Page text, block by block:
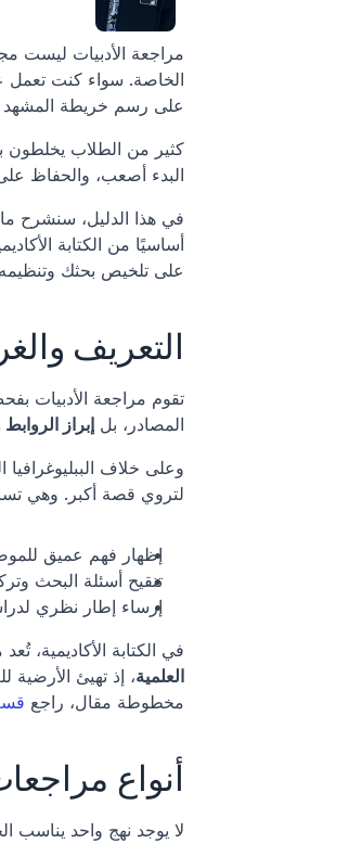
على رسم خريطة المشهد
البدء أصعب، والحفاظ
أساسيًا من الكتابة
على تلخيص بحثك
التعريف
المصادر، بل إبراز
لتروي قصة أكبر. وهي
إظهار فهم عميق
تنقيح أسئلة البحث
إرساء إطار نظري
في الكتابة الأكاديمية،
العلمية
مخطوطة مقال، راجع
أنواع